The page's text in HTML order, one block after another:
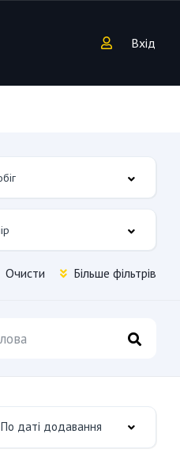
Вхід
Очисти Більше фільтрів
По даті додавання